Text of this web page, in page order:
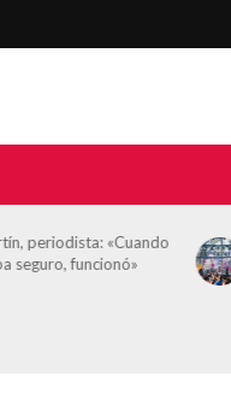
periodista: «Cuando
seguro, funcionó»